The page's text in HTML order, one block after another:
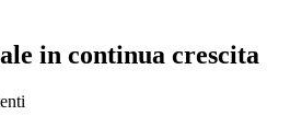
in continua crescita